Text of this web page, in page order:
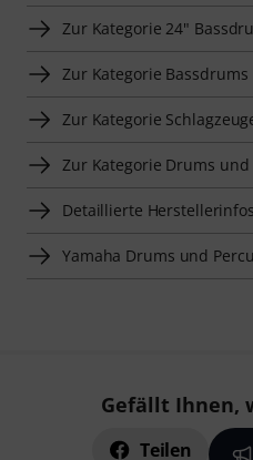
Zur Kategorie 24"
Zur Kategorie Bassdrums
Zur Kategorie
Zur Kategorie Drums und
Detaillierte
Yamaha Drums und
Gefällt Ihnen,
Teilen